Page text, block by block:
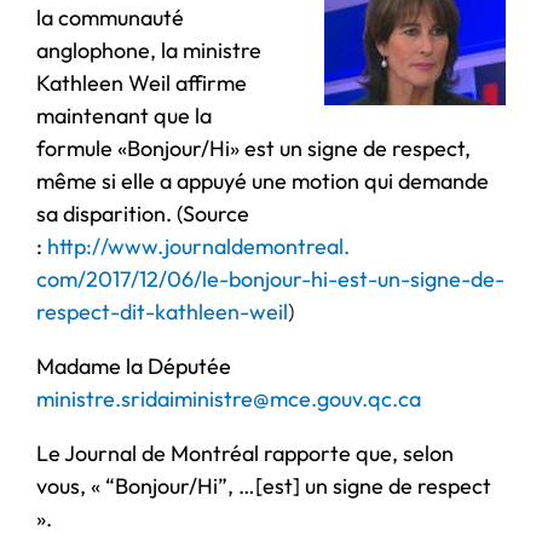
la communauté
anglophone, la ministre
Kathleen Weil affirme
maintenant que la
formule «Bonjour/Hi» est un signe de respect,
même si elle a appuyé une motion qui demande
sa disparition. (Source
: http://www.journaldemontreal.
com/2017/12/06/le-bonjour-hi-est-un-signe-de-
respect-dit-kathleen-weil)
Madame la Députée
ministre.sridaiministre@mce.gouv.qc.ca
Le Journal de Montréal rapporte que, selon
vous, « “Bonjour/Hi”, …[est] un signe de respect
».